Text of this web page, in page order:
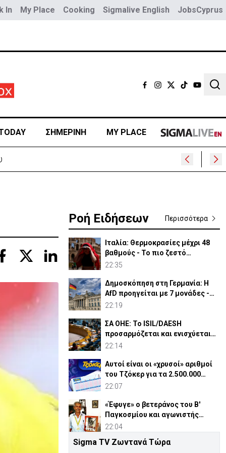
In My Place Cooking Sigmalive English JobsCyprus
ΣΗΜΕΡΙΝΗ MY PLACE
Ροή Ειδήσεων Περισσότερα
Ιταλία: Θερμοκρασίες μέχρι 48
βαθμούς - Το πιο ζεστό
καλοκαίρι των 100 χρόνων
22:35
Δημοσκόπηση στη Γερμανία: Η
AfD προηγείται με 7 μονάδες -
Διεύρυνε τη διαφορά
22:19
ΣΑ ΟΗΕ: Το ISIL/DAESH
προσαρμόζεται και ενισχύεται
στην Αφρική - Πώς απειλεί
22:14
Αυτοί είναι οι «χρυσοί» αριθμοί
του Τζόκερ για τα 2.500.000
ευρώ
22:07
«Έφυγε» ο βετεράνος του Β'
Παγκοσμίου και αγωνιστής
ΕΟΚΑ, Παύλος Μ. Κασάπης
22:04
«Όχι» 9 χωρών σε ισχυρισμό
Sigma TV Ζωντανά Τώρα